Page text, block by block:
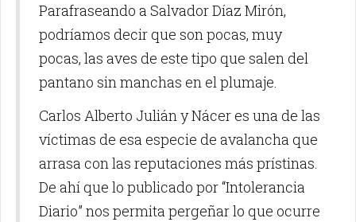
Parafraseando a Salvador Díaz Mirón,
podríamos decir que son pocas, muy
pocas, las aves de este tipo que salen del
pantano sin manchas en el plumaje.
Carlos Alberto Julián y Nácer es una de las
víctimas de esa especie de avalancha que
arrasa con las reputaciones más prístinas.
De ahí que lo publicado por “Intolerancia
Diario” nos permita pergeñar lo que ocurre